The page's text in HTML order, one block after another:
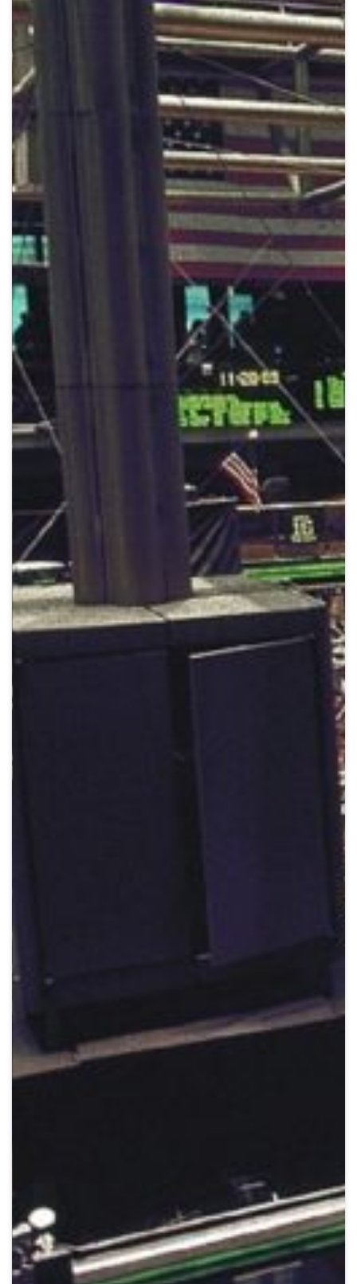
Crypto
Digital payments
TERMENUL ZILEI
Sustainability